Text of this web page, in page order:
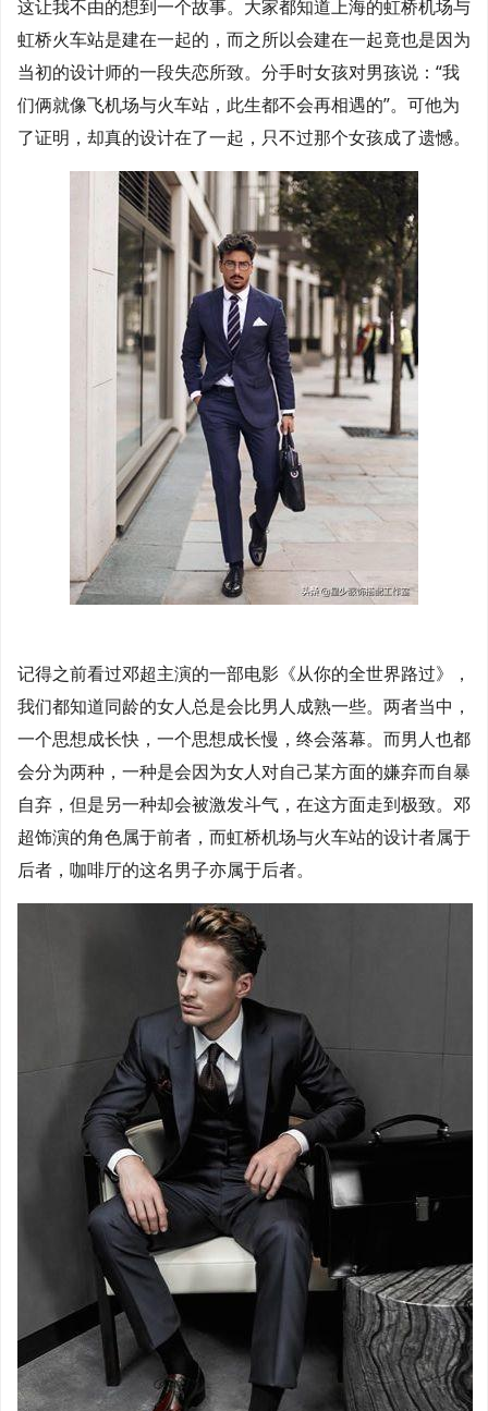
这让我不由的想到一个故事。大家都知道上海的虹桥机场与
虹桥火车站是建在一起的，而之所以会建在一起竟也是因为
当初的设计师的一段失恋所致。分手时女孩对男孩说：“我
们俩就像飞机场与火车站，此生都不会再相遇的”。可他为
了证明，却真的设计在了一起，只不过那个女孩成了遗憾。
记得之前看过邓超主演的一部电影《从你的全世界路过》，
我们都知道同龄的女人总是会比男人成熟一些。两者当中，
一个思想成长快，一个思想成长慢，终会落幕。而男人也都
会分为两种，一种是会因为女人对自己某方面的嫌弃而自暴
自弃，但是另一种却会被激发斗气，在这方面走到极致。邓
超饰演的角色属于前者，而虹桥机场与火车站的设计者属于
后者，咖啡厅的这名男子亦属于后者。